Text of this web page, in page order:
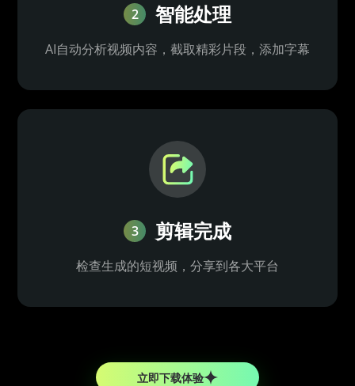
2 智能处理
AI自动分析视频内容，截取精彩片段，添加字幕
3 剪辑完成
检查生成的短视频，分享到各大平台
立即下载体验